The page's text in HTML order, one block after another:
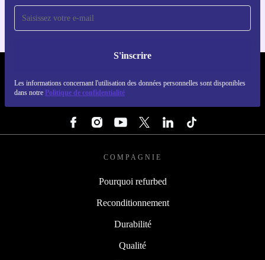
S'inscrire
Les informations concernant l'utilisation des données personnelles sont disponibles
dans notre Politique de confidentialité
COMPAGNIE
Pourquoi refurbed
Reconditionnement
Durabilité
Qualité